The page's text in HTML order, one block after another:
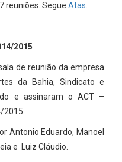
reuniões. Segue Atas
2015
de reunião da empresa
da Bahia, Sindicato e
e assinaram o ACT –
2015.
Antonio Eduardo, Manoel
e Luiz Cláudio.